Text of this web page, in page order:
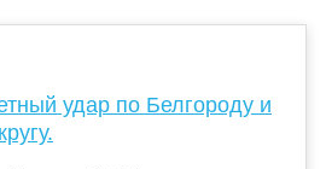
удар по Белгороду и